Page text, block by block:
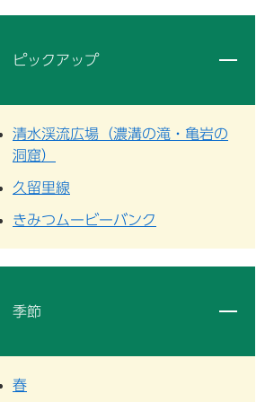
ピックアップ
清水渓流広場（濃溝の滝・亀岩の
洞窟）
久留里線
きみつムービーバンク
季節
春